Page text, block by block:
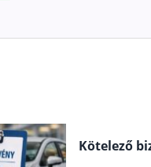
Kötelező